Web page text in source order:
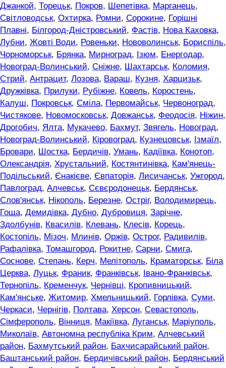
Джанкой, Торецьк, Покров, Шепетівка, Марганець,
Світловодськ, Охтирка, Ромни, Сорокине, Горішні
Плавні, Білгород-Дністровський, Фастів, Нова Каховка,
Лубни, Жовті Води, Ровеньки, Нововолинськ, Бориспіль,
Чорноморськ, Брянка, Мирноград, Ізюм, Енергодар,
Новоград-Волинський, Сніжне, Шахтарськ, Коломия,
Стрий, Антрацит, Лозова, Вараш, Кузня, Харцизьк,
Дружківка, Прилуки, Рубіжне, Ковель, Коростень,
Калуш, Покровськ, Сміла, Первомайськ, Червоноград,
Чистякове, Новомосковськ, Довжанськ, Феодосія, Ніжин,
Дрогобич, Ялта, Мукачево, Бахмут, Звягель, Новоград,
Новоград-Волинський, Кіровоград, Кузнецовськ, Ізмаїл,
Бровари, Шостка, Бердичів, Умань, Кадіївка, Конотоп,
Олександрія, Хрустальний, Костянтинівка, Кам'янець-
Подільський, Єнакієве, Євпаторія, Лисичанськ, Ужгород,
Павлоград, Алчевськ, Сєвєродонецьк, Бердянськ,
Слов'янськ, Нікополь, Березне, Остріг, Володимирець,
Гоща, Демидівка, Дубно, Дубровиця, Зарічне,
Здолбунів, Квасилів, Клевань, Клесів, Корець,
Костопіль, Мізоч, Млинів, Оржів, Острог, Радивилів,
Рафалівка, Томашгород, Рокитне, Сарни, Смига,
Соснове, Степань, Керч, Мелітополь, Краматорськ, Біла
Церква, Луцьк, Франик, Франківськ, Івано-Франківськ,
Тернопіль, Кременчук, Чернівці, Кропивницький,
Кам'янське, Житомир, Хмельницький, Горлівка, Суми,
Черкаси, Чернігів, Полтава, Херсон, Севастополь,
Сімферополь, Вінниця, Макіївка, Луганськ, Маріуполь,
Миколаїв, Автономна республіка Крим, Алчевський
район, Бахмутський район, Бахчисарайський район,
Баштанський район, Бердичівський район, Бердянський